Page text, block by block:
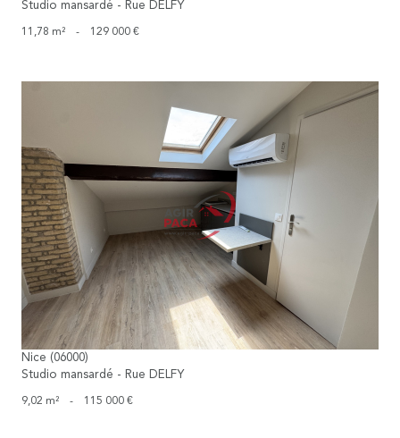
Studio mansardé - Rue DELFY
11,78 m² - 129 000 €
voir le bien
Nice (06000)
Studio mansardé - Rue DELFY
9,02 m² - 115 000 €